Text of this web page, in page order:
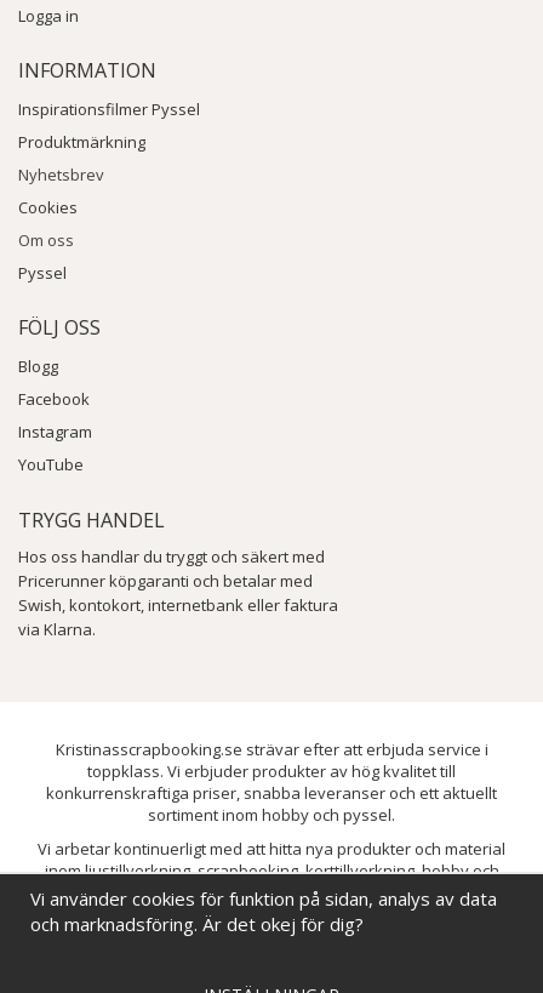
Logga in
INFORMATION
Inspirationsfilmer Pyssel
Produktmärkning
Nyhetsbrev
Cookies
Om oss
Pyssel
FÖLJ OSS
Blogg
Facebook
Instagram
YouTube
TRYGG HANDEL
Hos oss handlar du tryggt och säkert med
Pricerunner köpgaranti och betalar med
Swish, kontokort, internetbank eller faktura
via Klarna.
Kristinasscrapbooking.se strävar efter att erbjuda service i
toppklass. Vi erbjuder produkter av hög kvalitet till
konkurrenskraftiga priser, snabba leveranser och ett aktuellt
sortiment inom hobby och pyssel.
Vi arbetar kontinuerligt med att hitta nya produkter och material
inom ljustillverkning, scrapbooking, korttillverkning, hobby och
pyssel. Målet är att bredda sortimentet och löpande förbättra och
utveckla vårt utbud, så att du alltid kan hitta det du behöver hos oss.
Vi använder cookies för funktion på sidan, analys av data
och marknadsföring. Är det okej för dig?